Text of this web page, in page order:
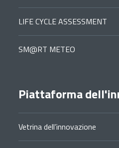
LIFE CYCLE ASSESSMENT
SM@RT METEO
Piattaforma
Vetrina dell’innovazione